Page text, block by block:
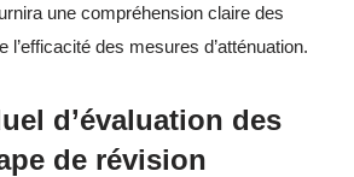
une compréhension claire des
l’efficacité des mesures d’atténuation.
d’évaluation des
de révision